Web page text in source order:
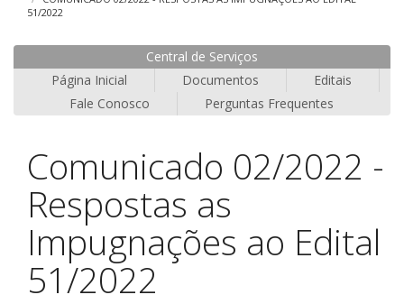
51/2022
Central de Serviços
Página Inicial
Documentos
Editais
Fale Conosco
Perguntas Frequentes
Comunicado 02/2022 -
Respostas as
Impugnações ao Edital
51/2022